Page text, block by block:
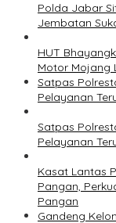
Polda Jabar
Jembatan
HUT
Motor Mojang
Satpas
Pelayanan
Satpas
Pelayanan
Kasat Lantas
Pangan,
Pangan
Gandeng